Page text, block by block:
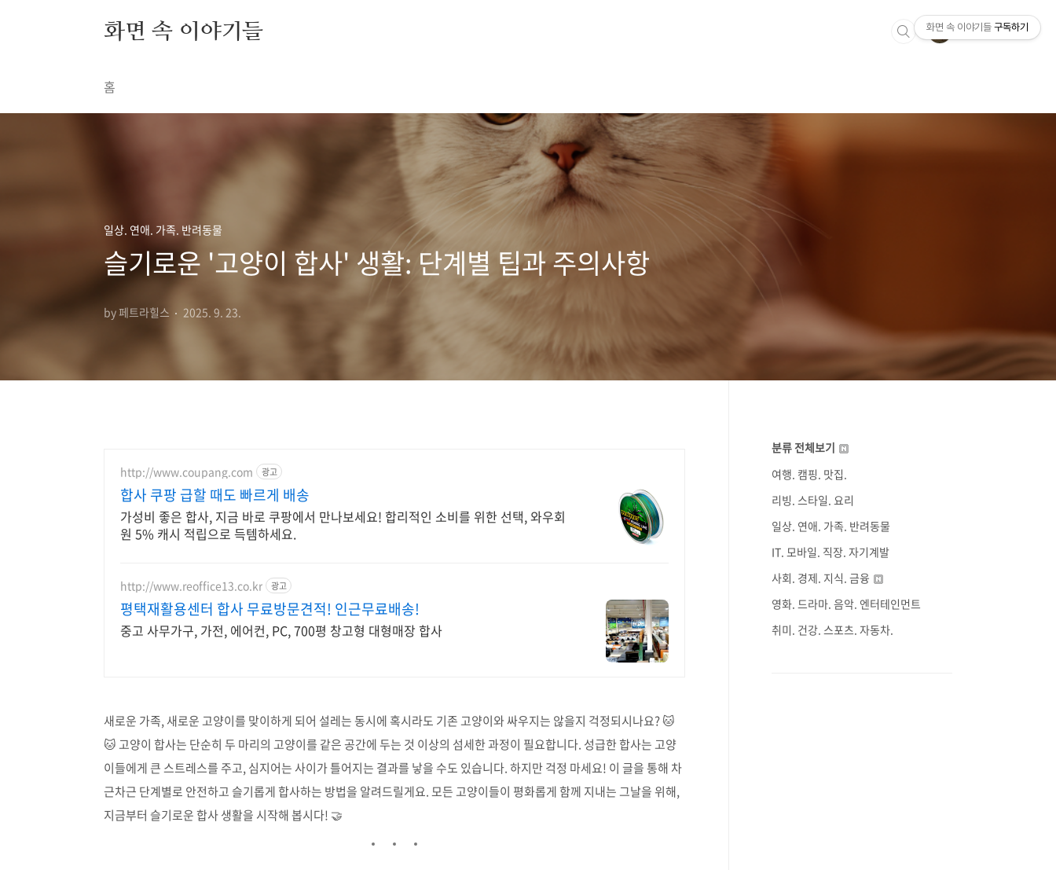
화면 속 이야기들
홈
일상. 연애. 가족. 반려동물
슬기로운 '고양이 합사' 생활: 단계별 팁과 주의사항
by 페트라힐스 2025. 9. 23.
http://www.coupang.com 광고
합사 쿠팡 급할 때도 빠르게 배송
가성비 좋은 합사, 지금 바로 쿠팡에서 만나보세요! 합리적인 소비를 위한 선택, 와우회
원 5% 캐시 적립으로 득템하세요.
http://www.reoffice13.co.kr 광고
평택재활용센터 합사 무료방문견적! 인근무료배송!
중고 사무가구, 가전, 에어컨, PC, 700평 창고형 대형매장 합사
새로운 가족, 새로운 고양이를 맞이하게 되어 설레는 동시에 혹시라도 기존 고양이와 싸우지는 않을지 걱정되시나요? 🐱
🐱 고양이 합사는 단순히 두 마리의 고양이를 같은 공간에 두는 것 이상의 섬세한 과정이 필요합니다. 성급한 합사는 고양
이들에게 큰 스트레스를 주고, 심지어는 사이가 틀어지는 결과를 낳을 수도 있습니다. 하지만 걱정 마세요! 이 글을 통해 차
근차근 단계별로 안전하고 슬기롭게 합사하는 방법을 알려드릴게요. 모든 고양이들이 평화롭게 함께 지내는 그날을 위해,
지금부터 슬기로운 합사 생활을 시작해 봅시다! 🤝
분류 전체보기
여행. 캠핑. 맛집.
리빙. 스타일. 요리
일상. 연애. 가족. 반려동물
IT. 모바일. 직장. 자기계발
사회. 경제. 지식. 금융
영화. 드라마. 음악. 엔터테인먼트
취미. 건강. 스포츠. 자동차.
화면 속 이야기들 구독하기